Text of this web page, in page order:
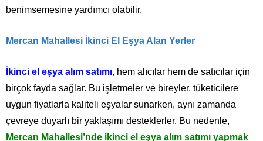
benimsemesine yardımcı olabilir.
Mercan Mahallesi İkinci El Eşya Alan Yerler
İkinci el eşya alım satımı, hem alıcılar hem de satıcılar için
birçok fayda sağlar. Bu işletmeler ve bireyler, tüketicilere
uygun fiyatlarla kaliteli eşyalar sunarken, aynı zamanda
çevreye duyarlı bir yaklaşımı desteklerler. Bu nedenle,
Mercan Mahallesi’nde ikinci el eşya alım satımı yapmak